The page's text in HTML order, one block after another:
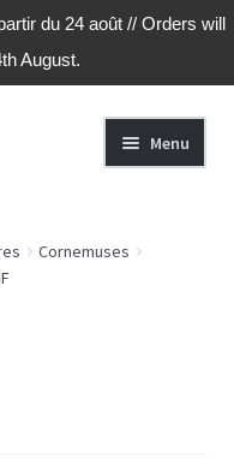
du 24 août // Orders will
August.
Menu
Cornemuses